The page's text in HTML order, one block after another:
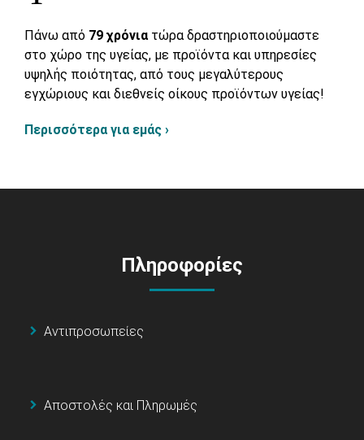
Πάνω από 79 χρόνια τώρα δραστηριοποιούμαστε
στο χώρο της υγείας, με προϊόντα και υπηρεσίες
υψηλής ποιότητας, από τους μεγαλύτερους
εγχώριους και διεθνείς οίκους προϊόντων υγείας!
Περισσότερα για εμάς ›
Πληροφορίες
Αντιπροσωπείες
Αποστολές και Πληρωμές